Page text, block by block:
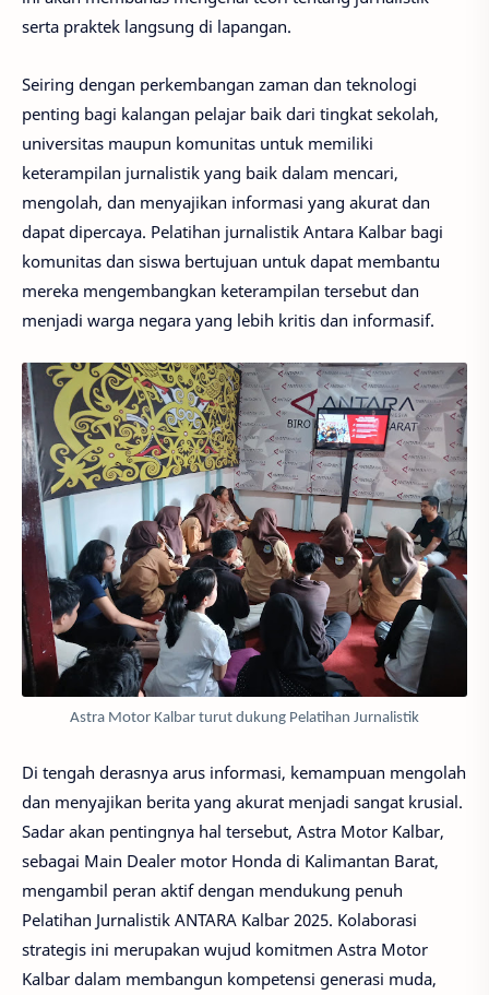
serta praktek langsung di lapangan.
Seiring dengan perkembangan zaman dan teknologi
penting bagi kalangan pelajar baik dari tingkat sekolah,
universitas maupun komunitas untuk memiliki
keterampilan jurnalistik yang baik dalam mencari,
mengolah, dan menyajikan informasi yang akurat dan
dapat dipercaya. Pelatihan jurnalistik Antara Kalbar bagi
komunitas dan siswa bertujuan untuk dapat membantu
mereka mengembangkan keterampilan tersebut dan
menjadi warga negara yang lebih kritis dan informasif.
Astra Motor Kalbar turut dukung Pelatihan Jurnalistik
Di tengah derasnya arus informasi, kemampuan mengolah
dan menyajikan berita yang akurat menjadi sangat krusial.
Sadar akan pentingnya hal tersebut, Astra Motor Kalbar,
sebagai Main Dealer motor Honda di Kalimantan Barat,
mengambil peran aktif dengan mendukung penuh
Pelatihan Jurnalistik ANTARA Kalbar 2025. Kolaborasi
strategis ini merupakan wujud komitmen Astra Motor
Kalbar dalam membangun kompetensi generasi muda,